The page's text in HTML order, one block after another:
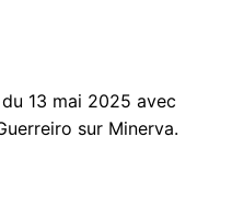
13 mai 2025 avec
sur Minerva.